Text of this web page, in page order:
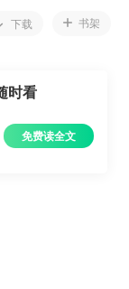
下载 书架
时看
免费读全文